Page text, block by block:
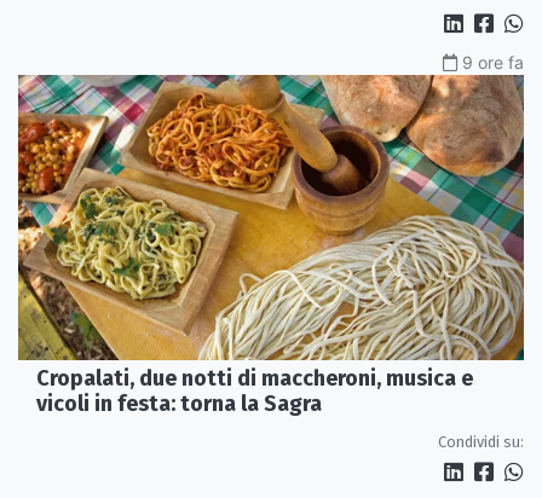
9 ore fa
Cropalati, due notti di maccheroni, musica e
vicoli in festa: torna la Sagra
Condividi su: